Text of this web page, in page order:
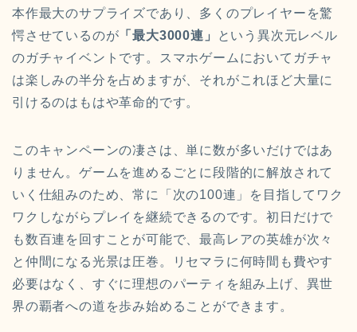
本作最大のサプライズであり、多くのプレイヤーを驚
愕させているのが 「最大3000連」
という異次元レベル
のガチャイベントです。スマホゲームにおいてガチャ
は楽しみの半分を占めますが、それがこれほど大量に
引けるのはもはや革命的です。
このキャンペーンの凄さは、単に数が多いだけではあ
りません。ゲームを進めるごとに段階的に解放されて
いく仕組みのため、常に「次の100連」を目指してワク
ワクしながらプレイを継続できるのです。初日だけで
も数百連を回すことが可能で、最高レアの英雄が次々
と仲間になる光景は圧巻。リセマラに何時間も費やす
必要はなく、すぐに理想のパーティを組み上げ、異世
界の覇者への道を歩み始めることができます。